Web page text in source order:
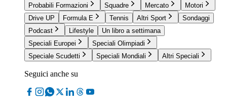
Probabili Formazioni
Squadre Mercato
Motori
Drive UP
Formula E Tennis Altri Sport
Sondaggi
Podcast
Lifestyle
Un libro a settimana
Speciali Europei
Speciali Olimpiadi
Speciale Scudetti
Speciali Mondiali Altri Speciali
Seguici anche su